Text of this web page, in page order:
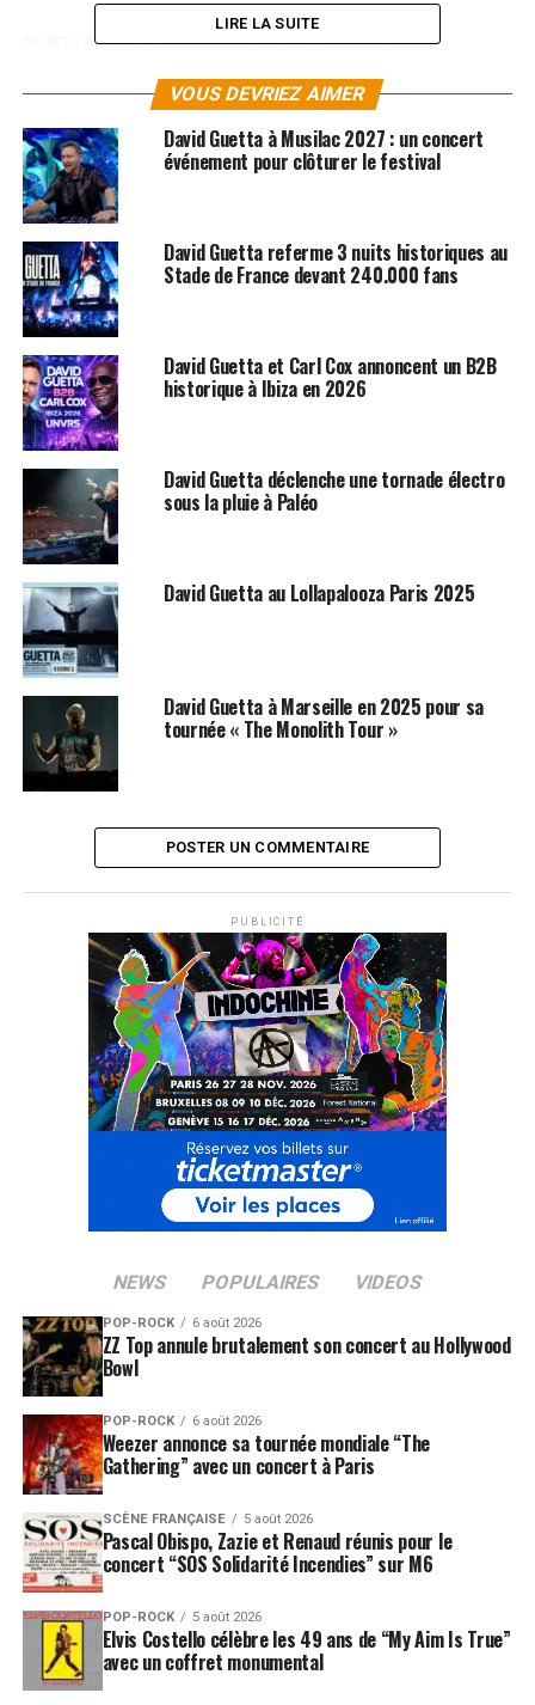
SUJETS ASSOCIÉS: AKON DAVID GUETTA NE YO
LIRE LA SUITE
VOUS DEVRIEZ AIMER
David Guetta à Musilac 2027 : un concert
événement pour clôturer le festival
David Guetta referme 3 nuits historiques au
Stade de France devant 240.000 fans
David Guetta et Carl Cox annoncent un B2B
historique à Ibiza en 2026
David Guetta déclenche une tornade électro
sous la pluie à Paléo
David Guetta au Lollapalooza Paris 2025
David Guetta à Marseille en 2025 pour sa
tournée « The Monolith Tour »
POSTER UN COMMENTAIRE
PUBLICITÉ
NEWS POPULAIRES VIDEOS
POP-ROCK 6 août 2026
ZZ Top annule brutalement son concert au Hollywood
Bowl
POP-ROCK 6 août 2026
Weezer annonce sa tournée mondiale “The
Gathering” avec un concert à Paris
SCÈNE FRANÇAISE 5 août 2026
Pascal Obispo, Zazie et Renaud réunis pour le
concert “SOS Solidarité Incendies” sur M6
POP-ROCK 5 août 2026
Elvis Costello célèbre les 49 ans de “My Aim Is True”
avec un coffret monumental